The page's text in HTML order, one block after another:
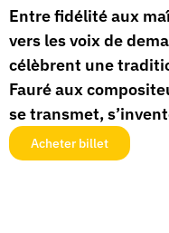
Entre fidélité aux
vers les voix de
célèbrent une
Fauré aux
se transmet,
Acheter billet